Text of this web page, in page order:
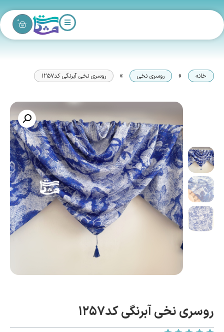
0
خانه » روسری نخی » روسری نخی آبرنگی کد1257
روسری نخی آبرنگی کد1257